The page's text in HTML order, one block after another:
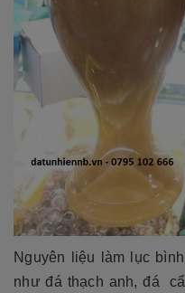
Nguyên liệu làm lục
như đá thạch anh, đá